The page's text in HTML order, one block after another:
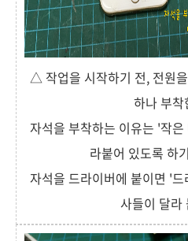
△ 작업을 시작하기 전, 전원
하나 부착
자석을 부착하는 이유는 '작
라붙어 있도록 하
자석을 드라이버에 붙이면 '
사들이 달라